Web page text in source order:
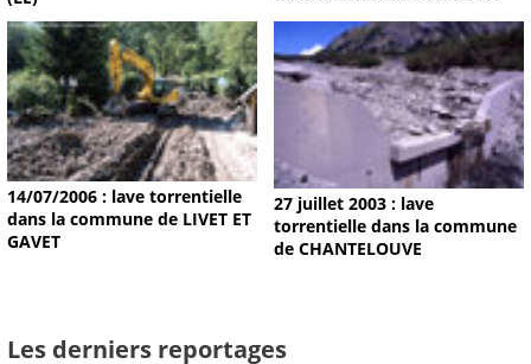
14/07/2006 : lave torrentielle
dans la commune de LIVET ET
GAVET
27 juillet 2003 : lave
torrentielle dans la commune
de CHANTELOUVE
Les derniers reportages